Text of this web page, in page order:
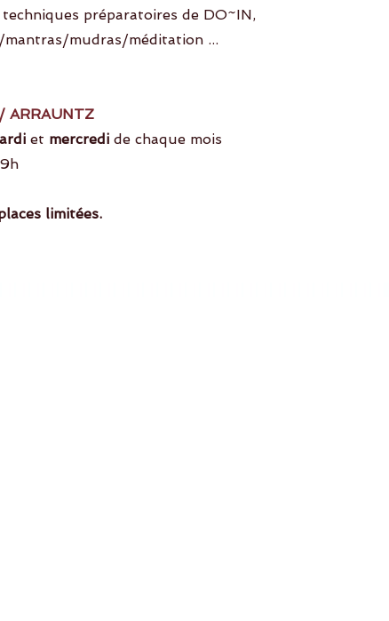
techniques préparatoires de DO~IN,
mudras/méditation ...
ARRAUNTZ
et mercredide chaque mois
limitées.